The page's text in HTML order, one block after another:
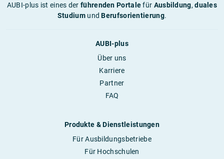
AUBI-plus ist eines derführenden Portalefür Ausbildung,duales
StudiumundBerufsorientierung.
AUBI-plus
Über uns
Karriere
Partner
FAQ
Produkte & Dienstleistungen
Für Ausbildungsbetriebe
Für Hochschulen